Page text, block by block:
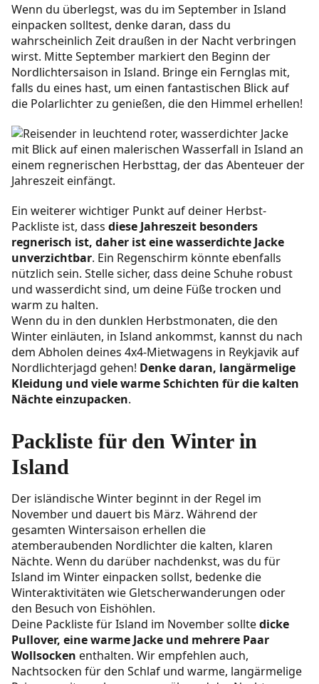
Wenn du überlegst, was du im September in Island
einpacken solltest, denke daran, dass du
wahrscheinlich Zeit draußen in der Nacht verbringen
wirst. Mitte September markiert den Beginn der
Nordlichtersaison in Island. Bringe ein Fernglas mit,
falls du eines hast, um einen fantastischen Blick auf
die Polarlichter zu genießen, die den Himmel erhellen!
Ein weiterer wichtiger Punkt auf deiner Herbst-
Packliste ist, dass diese Jahreszeit besonders
regnerisch ist, daher ist eine wasserdichte Jacke
unverzichtbar. Ein Regenschirm könnte ebenfalls
nützlich sein. Stelle sicher, dass deine Schuhe robust
und wasserdicht sind, um deine Füße trocken und
warm zu halten.
Wenn du in den dunklen Herbstmonaten, die den
Winter einläuten, in Island ankommst, kannst du nach
dem Abholen deines 4x4-Mietwagens in Reykjavik auf
Nordlichterjagd gehen! Denke daran, langärmelige
Kleidung und viele warme Schichten für die kalten
Nächte einzupacken.
Packliste für den Winter in
Island
Der isländische Winter beginnt in der Regel im
November und dauert bis März. Während der
gesamten Wintersaison erhellen die
atemberaubenden Nordlichter die kalten, klaren
Nächte. Wenn du darüber nachdenkst, was du für
Island im Winter einpacken sollst, bedenke die
Winteraktivitäten wie Gletscherwanderungen oder
den Besuch von Eishöhlen.
Deine Packliste für Island im November solltedicke
Pullover, eine warme Jacke und mehrere Paar
Wollsocken enthalten. Wir empfehlen auch,
Nachtsocken für den Schlaf und warme, langärmelige